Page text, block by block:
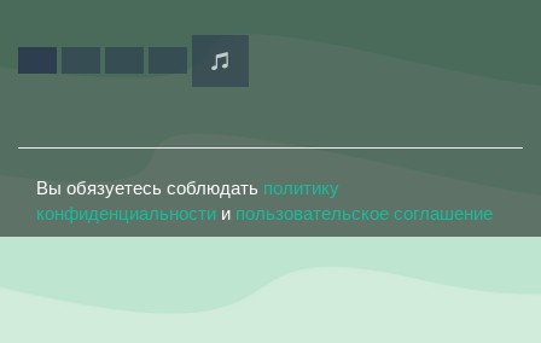
Вы обязуетесь соблюдать политику
конфиденциальности и пользовательское соглашение